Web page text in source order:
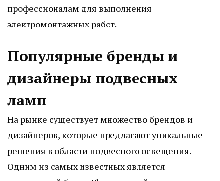
профессионалам для выполнения
электромонтажных работ.
Популярные бренды и
дизайнеры подвесных
ламп
На рынке существует множество брендов и
дизайнеров, которые предлагают уникальные
решения в области подвесного освещения.
Одним из самых известных является